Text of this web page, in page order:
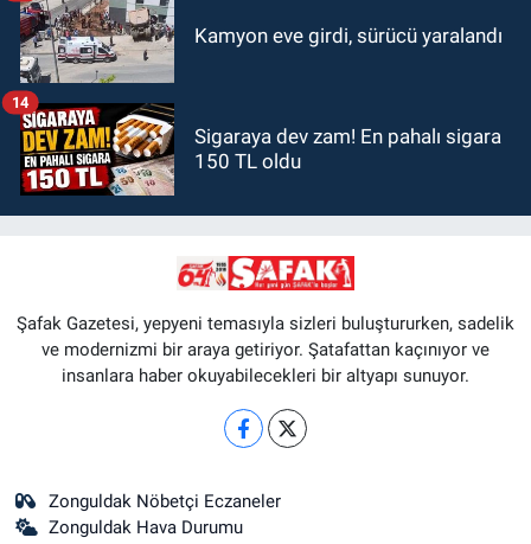
Kamyon eve girdi, sürücü yaralandı
Sigaraya dev zam! En pahalı sigara
150 TL oldu
14
Şafak Gazetesi, yepyeni temasıyla sizleri buluştururken, sadelik
ve modernizmi bir araya getiriyor. Şatafattan kaçınıyor ve
insanlara haber okuyabilecekleri bir altyapı sunuyor.
Zonguldak Nöbetçi Eczaneler
Zonguldak Hava Durumu